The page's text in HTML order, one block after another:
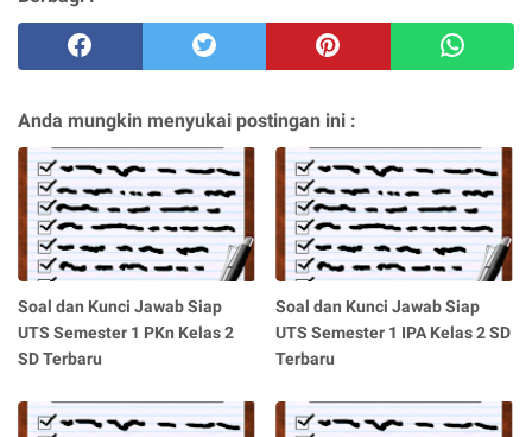
Anda mungkin menyukai postingan ini :
Soal dan Kunci Jawab Siap
UTS Semester 1 PKn Kelas 2
SD Terbaru
Soal dan Kunci Jawab Siap
UTS Semester 1 IPA Kelas 2 SD
Terbaru